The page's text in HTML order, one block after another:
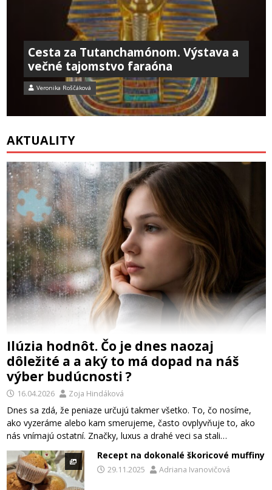
Cesta za Tutanchamónom. Výstava a
večné tajomstvo faraóna
Veronika Roščáková
AKTUALITY
Ilúzia hodnôt. Čo je dnes naozaj
dôležité a a aký to má dopad na náš
výber budúcnosti ?
16.04.2026 Zoja Hindáková
Dnes sa zdá, že peniaze určujú takmer všetko. To, čo nosíme,
ako vyzeráme alebo kam smerujeme, často ovplyvňuje to, ako
nás vnímajú ostatní. Značky, luxus a drahé veci sa stali…
Recept na dokonalé škoricové muffiny
29.11.2025 Adriana Ivanovičová